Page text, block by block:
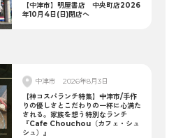
【中津市】明屋書店 中央町店2026
年10月4日(日)閉店へ
中津市
2026年8月3日
【神コスパランチ特集】中津市/手作
りの優しさとこだわりの一杯に心満た
される。家族を想う特別なランチ
『Cafe Chouchou（カフェ・シュ
シュ）』